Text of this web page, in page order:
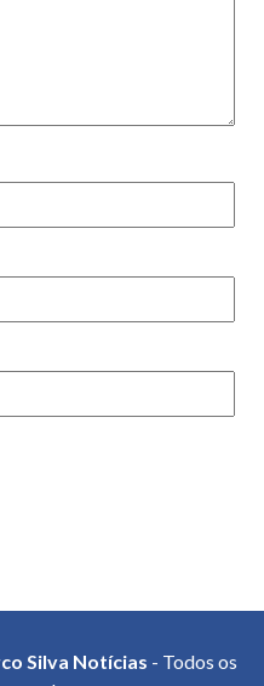
Silva Notícias - Todos os